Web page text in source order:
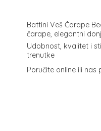
Battini Veš Čarape
čarape, elegantni
Udobnost, kvalitet i
trenutke
Poručite online ili nas